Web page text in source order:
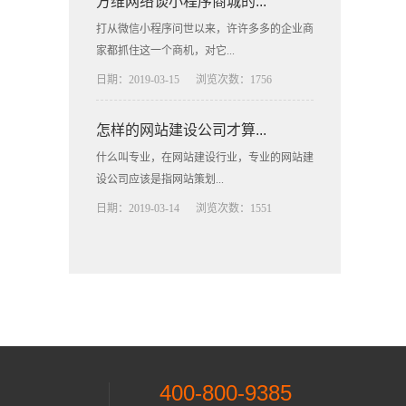
打从微信小程序问世以来，许许多多的企业商
家都抓住这一个商机，对它...
日期：2019-03-15 浏览次数：1756
怎样的网站建设公司才算...
什么叫专业，在网站建设行业，专业的网站建
设公司应该是指网站策划...
日期：2019-03-14 浏览次数：1551
400-800-9385